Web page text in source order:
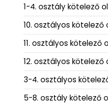
1-4. osztály kötelező
10. osztályos kötelező
11. osztályos kötelező
12. osztályos kötelező
3-4. osztályos
5-8. osztály kötelező